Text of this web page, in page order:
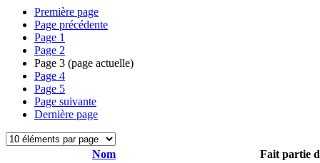
Première page
Page précédente
Page 1
Page 2
Page 3 (page actuelle)
Page 4
Page 5
Page suivante
Dernière page
Nom
Fait partie